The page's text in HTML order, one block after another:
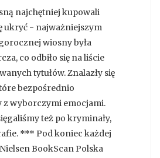
najchętniej kupowali
ukryć - najważniejszym
wiosny była
co odbiło się na liście
tytułów. Znalazły się
bezpośrednio
z wyborczymi emocjami.
też po kryminały,
*** Pod koniec każdej
BookScan Polska